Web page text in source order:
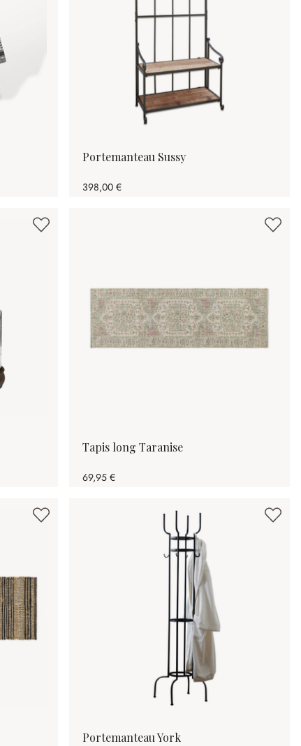
Portemanteau Sussy
398,00 €
Tapis long Taranise
69,95 €
Portemanteau York